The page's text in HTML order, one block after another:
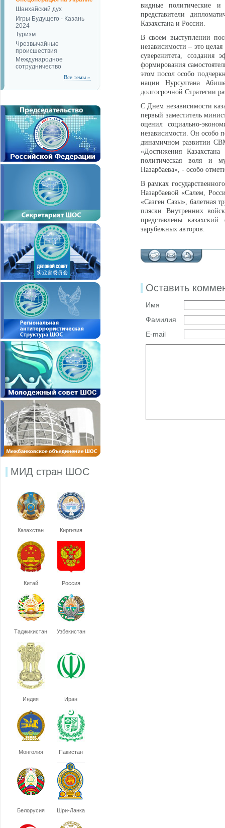
Шанхайский дух
Игры Будущего - Казань
2024
Туризм
Чрезвычайные
происшествия
Международное
сотрудничество
Все темы »
МИД стран ШОС
Казахстан Киргизия
Китай Россия
Таджикистан Узбекистан
Индия Иран
Монголия Пакистан
Белорусия Шри-Ланка
видные политические и
представители
Казахстана и России.
В своем выступлении
независимости – это
суверенитета, создания
формирования
этом посол особо
нации Нурсултана
долгосрочной Стратегии
С Днем независимости
первый заместитель
оценил социально-
независимости. Он особо
динамичном развитии
«Достижения
политическая воля и
Назарбаева», - особо
В рамках
Назарбаевой «Салем,
«Сазген Сазы», балетная
пляски Внутренних
представлены
зарубежных авторов.
Оставить
Имя
Фамилия
E-mail